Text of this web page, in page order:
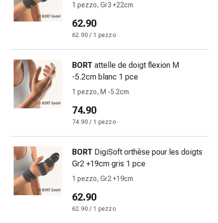
Orecchie
e
Disturbi
dell'orecchio
Cura
delle
orecchie
Gocce
oculari
Infiammazione
degli
Bende
occhi
Igiene
1 pezzo, Gr3 +22cm
62.90
62.90 / 1 pezzo
BORT attelle de doigt flexion M
-5.2cm blanc 1 pce
1 pezzo, M -5.2cm
74.90
74.90 / 1 pezzo
BORT DigiSoft orthèse pour les doigts
Gr2 +19cm gris 1 pce
1 pezzo, Gr2 +19cm
62.90
62.90 / 1 pezzo